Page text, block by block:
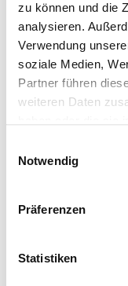
zu können und die
analysieren.
Verwendung
soziale Medien,
Partner führen
weiteren Daten
Notwendig
Präferenzen
Statistiken